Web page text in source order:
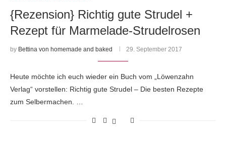
{Rezension} Richtig gute Strudel +
Rezept für Marmelade-Strudelrosen
by Bettina von homemade and baked 29. September 2017
Heute möchte ich euch wieder ein Buch vom „Löwenzahn
Verlag“ vorstellen: Richtig gute Strudel – Die besten Rezepte
zum Selbermachen. …